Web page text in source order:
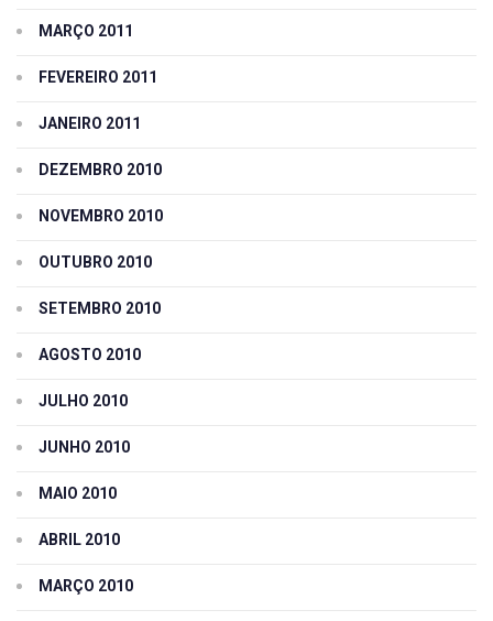
MARÇO 2011
FEVEREIRO 2011
JANEIRO 2011
DEZEMBRO 2010
NOVEMBRO 2010
OUTUBRO 2010
SETEMBRO 2010
AGOSTO 2010
JULHO 2010
JUNHO 2010
MAIO 2010
ABRIL 2010
MARÇO 2010